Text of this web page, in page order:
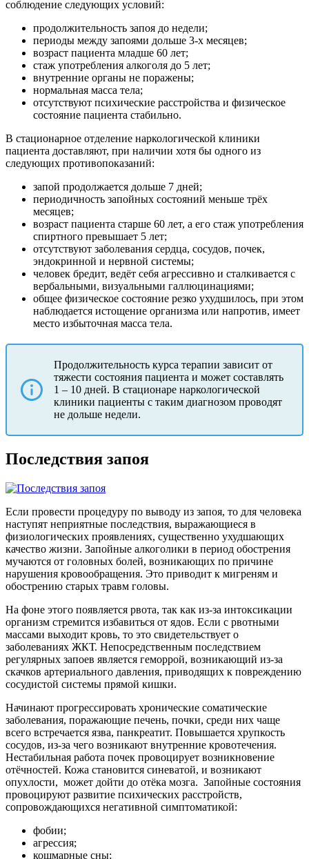
соблюдение следующих условий:
продолжительность запоя до недели;
периоды между запоями дольше 3-х месяцев;
возраст пациента младше 60 лет;
стаж употребления алкоголя до 5 лет;
внутренние органы не поражены;
нормальная масса тела;
отсутствуют психические расстройства и физическое
состояние пациента стабильно.
В стационарное отделение наркологической клиники
пациента доставляют, при наличии хотя бы одного из
следующих противопоказаний:
запой продолжается дольше 7 дней;
периодичность запойных состояний меньше трёх
месяцев;
возраст пациента старше 60 лет, а его стаж употребления
спиртного превышает 5 лет;
отсутствуют заболевания сердца, сосудов, почек,
эндокринной и нервной системы;
человек бредит, ведёт себя агрессивно и сталкивается с
вербальными, визуальными галлюцинациями;
общее физическое состояние резко ухудшилось, при этом
наблюдается истощение организма или напротив, имеет
место избыточная масса тела.
Продолжительность курса терапии зависит от
тяжести состояния пациента и может составлять
1 – 10 дней. В стационаре наркологической
клиники пациенты с таким диагнозом проводят
не дольше недели.
Последствия запоя
Если провести процедуру по выводу из запоя, то для человека
наступят неприятные последствия, выражающиеся в
физиологических проявлениях, существенно ухудшающих
качество жизни. Запойные алкоголики в период обострения
мучаются от головных болей, возникающих по причине
нарушения кровообращения. Это приводит к мигреням и
обострению старых травм головы.
На фоне этого появляется рвота, так как из-за интоксикации
организм стремится избавиться от ядов. Если с рвотными
массами выходит кровь, то это свидетельствует о
заболеваниях ЖКТ. Непосредственным последствием
регулярных запоев является геморрой, возникающий из-за
скачков артериального давления, приводящих к повреждению
сосудистой системы прямой кишки.
Начинают прогрессировать хронические соматические
заболевания, поражающие печень, почки, среди них чаще
всего встречается язва, панкреатит. Повышается хрупкость
сосудов, из-за чего возникают внутренние кровотечения.
Нестабильная работа почек провоцирует возникновение
отёчностей. Кожа становится синеватой, и возникают
опухлости, может дойти до отёка мозга. Запойные состояния
провоцируют развитие психических расстройств,
сопровождающихся негативной симптоматикой:
фобии;
агрессия;
кошмарные сны;